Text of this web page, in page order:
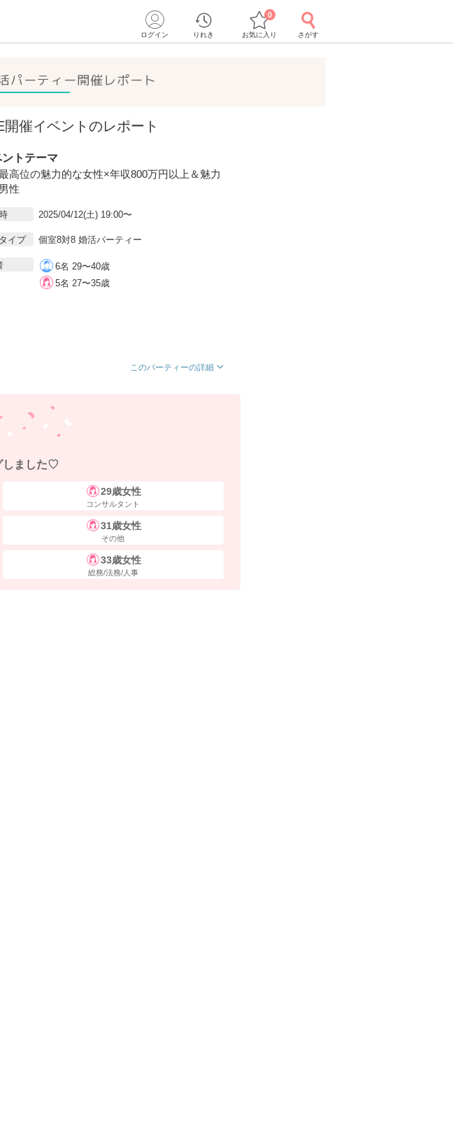
ログイン りれき お気に入り
0
さがす
パーティー開催レポート
催イベントのレポート
トテーマ
高位の魅力的な女性×年収800万円以上＆魅力
性
2025/04/12(土) 19:00〜
イプ 個室8対8 婚活パーティー
6名 29〜40歳
5名 27〜35歳
このパーティーの詳細
しました♡
29歳女性
コンサルタント
31歳女性
その他
33歳女性
総務/法務/人事